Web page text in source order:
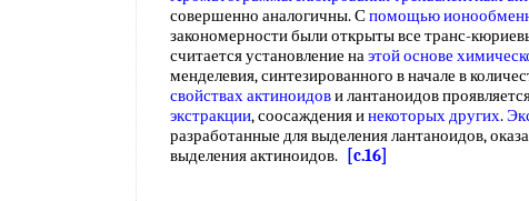
совершенно аналогичны. Спомощью
закономерности были открыты все транс-
считается установление наэтой основе
менделевия, синтезированного в начале в
свойствах актиноидови лантаноидов
экстракции, соосаждения инекоторых других.
разработанные для выделения лантаноидов,
выделения актиноидов.
[c.16]